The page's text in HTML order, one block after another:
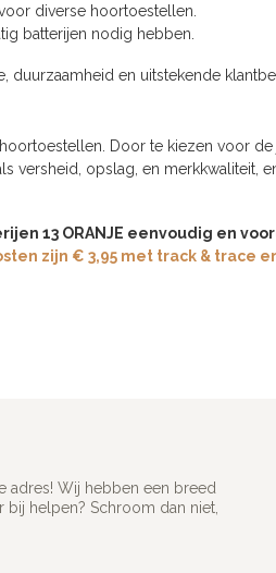
diverse hoortoestellen.
batterijen nodig hebben.
duurzaamheid en uitstekende
Door te kiezen voor
opslag, en merkkwaliteit,
13 ORANJE eenvoudig en
zijn € 3,95 met track & trace
adres! Wij hebben een breed
bij helpen? Schroom dan niet,